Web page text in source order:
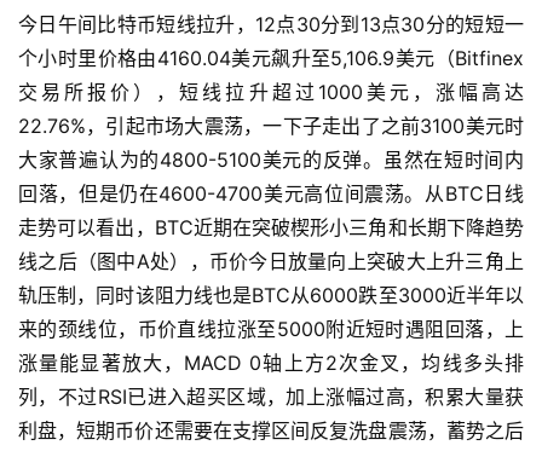
今日午间比特币短线拉升，12点30分到13点30分的短短一
个小时里价格由4160.04美元飙升至5,106.9美元（Bitfinex
交易所报价），短线拉升超过1000美元，涨幅高达
22.76%，引起市场大震荡，一下子走出了之前3100美元时
大家普遍认为的4800-5100美元的反弹。虽然在短时间内
回落，但是仍在4600-4700美元高位间震荡。从BTC日线
走势可以看出，BTC近期在突破楔形小三角和长期下降趋势
线之后（图中A处），币价今日放量向上突破大上升三角上
轨压制，同时该阻力线也是BTC从6000跌至3000近半年以
来的颈线位，币价直线拉涨至5000附近短时遇阻回落，上
涨量能显著放大，MACD 0轴上方2次金叉，均线多头排
列，不过RSI已进入超买区域，加上涨幅过高，积累大量获
利盘，短期币价还需要在支撑区间反复洗盘震荡，蓄势之后